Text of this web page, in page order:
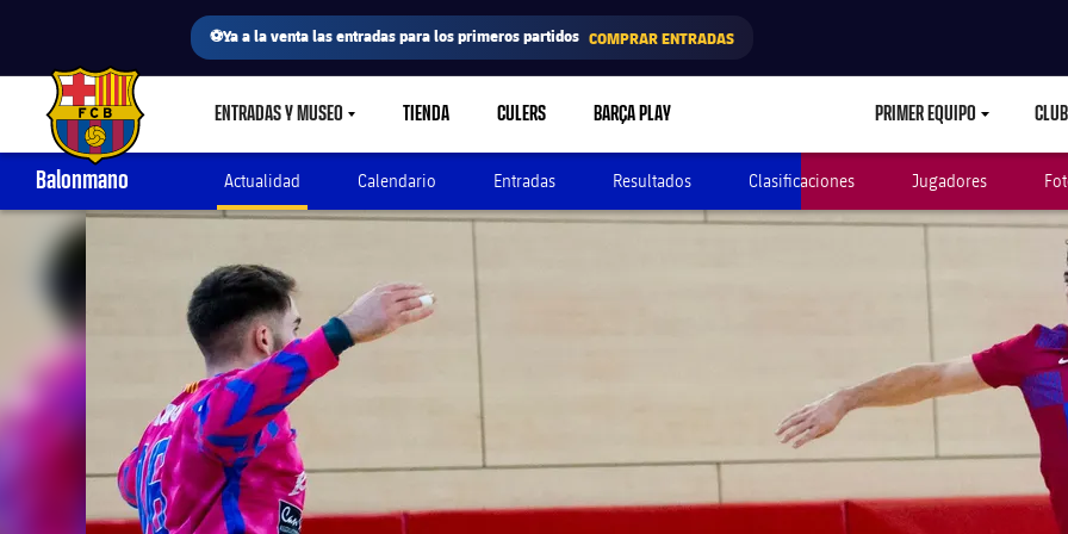
⚽Ya a la venta las entradas para los primeros partidos COMPRAR ENTRADAS
FC Barcelona club badge ENTRADAS Y MUSEOLABEL.SHARE.CARETDOWN
TIENDA CULERS BARÇA PLAY PRIMER EQUIPO CLUB
Balonmano Actualidad Calendario Entradas Resultados Clasificaciones Jugadores